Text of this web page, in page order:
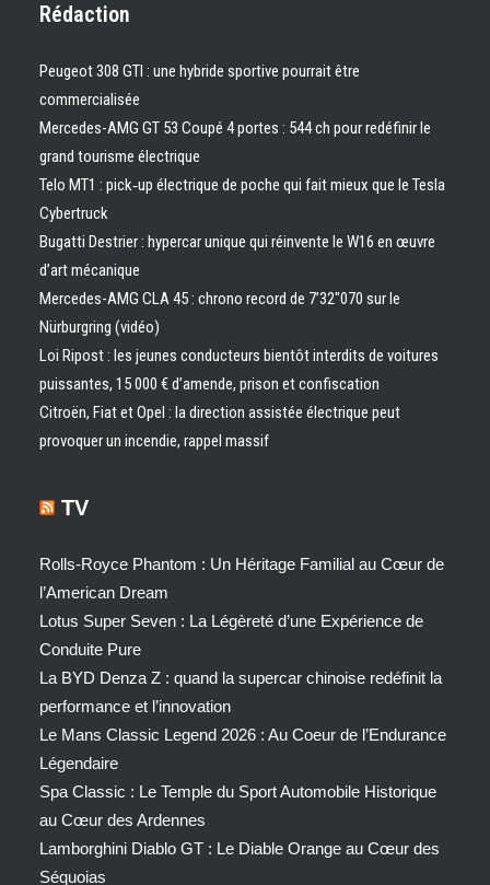
Rédaction
Peugeot 308 GTI : une hybride sportive pourrait être
commercialisée
Mercedes-AMG GT 53 Coupé 4 portes : 544 ch pour redéfinir le
grand tourisme électrique
Telo MT1 : pick‑up électrique de poche qui fait mieux que le Tesla
Cybertruck
Bugatti Destrier : hypercar unique qui réinvente le W16 en œuvre
d’art mécanique
Mercedes-AMG CLA 45 : chrono record de 7’32″070 sur le
Nürburgring (vidéo)
Loi Ripost : les jeunes conducteurs bientôt interdits de voitures
puissantes, 15 000 € d’amende, prison et confiscation
Citroën, Fiat et Opel : la direction assistée électrique peut
provoquer un incendie, rappel massif
TV
Rolls-Royce Phantom : Un Héritage Familial au Cœur de
l’American Dream
Lotus Super Seven : La Légèreté d’une Expérience de
Conduite Pure
La BYD Denza Z : quand la supercar chinoise redéfinit la
performance et l’innovation
Le Mans Classic Legend 2026 : Au Coeur de l’Endurance
Légendaire
Spa Classic : Le Temple du Sport Automobile Historique
au Cœur des Ardennes
Lamborghini Diablo GT : Le Diable Orange au Cœur des
Séquoias